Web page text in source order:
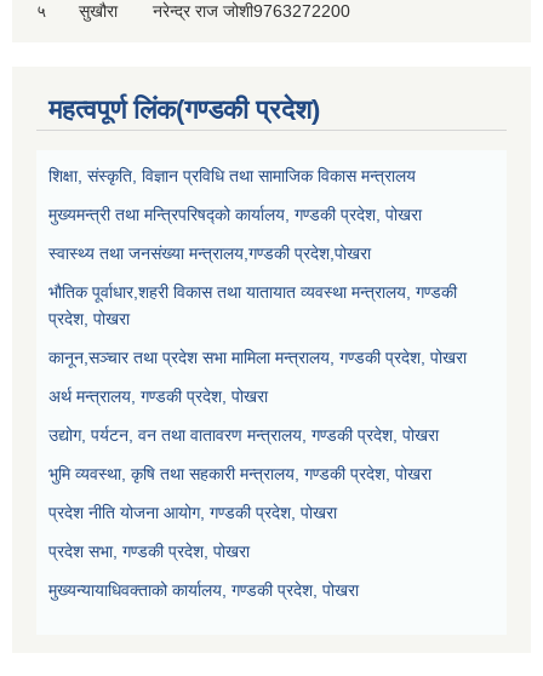
५
सुखौरा नरेन्द्र राज जोशी9763272200
महत्वपूर्ण लिंक(गण्डकी प्रदेश)
शिक्षा, संस्कृति, विज्ञान प्रविधि तथा सामाजिक विकास मन्त्रालय
मुख्यमन्त्री तथा मन्त्रिपरिषद्को कार्यालय, गण्डकी प्रदेश, पोखरा
स्वास्थ्य तथा जनसंख्या मन्त्रालय,गण्डकी प्रदेश,पोखरा
भौतिक पूर्वाधार,शहरी विकास तथा यातायात व्यवस्था मन्त्रालय, गण्डकी
प्रदेश, पोखरा
कानून,सञ्चार तथा प्रदेश सभा मामिला मन्त्रालय, गण्डकी प्रदेश, पोखरा
अर्थ मन्त्रालय, गण्डकी प्रदेश, पोखरा
उद्योग, पर्यटन, वन तथा वातावरण मन्त्रालय, गण्डकी प्रदेश, पोखरा
भुमि व्यवस्था, कृषि तथा सहकारी मन्त्रालय, गण्डकी प्रदेश, पोखरा
प्रदेश नीति योजना आयोग, गण्डकी प्रदेश, पोखरा
प्रदेश सभा, गण्डकी प्रदेश, पोखरा
मुख्यन्यायाधिवक्ताको कार्यालय, गण्डकी प्रदेश, पोखरा